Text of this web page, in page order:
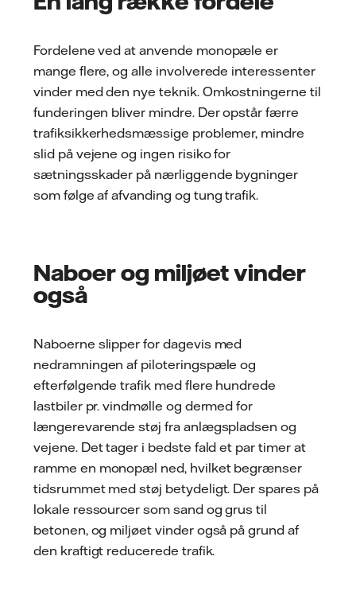
Fordelene ved at anvende monopæle er
mange flere, og alle involverede interessenter
vinder med den nye teknik. Omkostningerne til
funderingen bliver mindre. Der opstår færre
trafiksikkerhedsmæssige problemer, mindre
slid på vejene og ingen risiko for
sætningsskader på nærliggende bygninger
som følge af afvanding og tung trafik.
Naboer og miljøet vinder
også
Naboerne slipper for dagevis med
nedramningen af piloteringspæle og
efterfølgende trafik med flere hundrede
lastbiler pr. vindmølle og dermed for
længerevarende støj fra anlægspladsen og
vejene. Det tager i bedste fald et par timer at
ramme en monopæl ned, hvilket begrænser
tidsrummet med støj betydeligt. Der spares på
lokale ressourcer som sand og grus til
betonen, og miljøet vinder også på grund af
den kraftigt reducerede trafik.